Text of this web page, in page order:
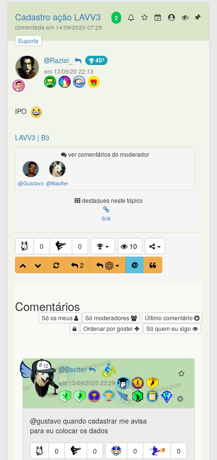
2
Cadastro ação LAVV3
comentada em 14/09/2020 07:29
Suporte
Raziel_ 45º
em 13/09/20 22:13
IPO
LAVV3 | B3
ver comentários do moderador
@Gustavo @Bastter
destaques neste tópico
link
0 0
10
2
Comentários
Último comentário
Só moderadores
Só os meus
Só quem eu sigo
Ordenar por gostei
Bastter
em 13/09/2020 23:29
@gustavo quando cadastrar me avisa
para eu colocar os dados
0 0 0 0